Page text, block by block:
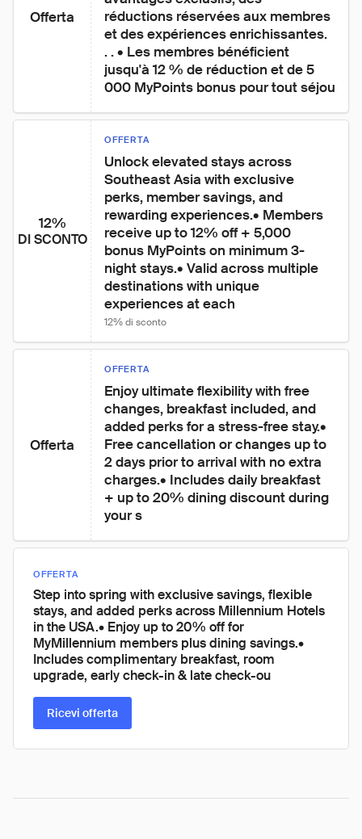
Offerta
réductions réservées aux membres
et des expériences enrichissantes.
. . • Les membres bénéficient
jusqu'à 12 % de réduction et de 5
000 MyPoints bonus pour tout séjou
12%
DI SCONTO
OFFERTA
Unlock elevated stays across
Southeast Asia with exclusive
perks, member savings, and
rewarding experiences.• Members
receive up to 12% off + 5,000
bonus MyPoints on minimum 3-
night stays.• Valid across multiple
destinations with unique
experiences at each
12% di sconto
Offerta
OFFERTA
Enjoy ultimate flexibility with free
changes, breakfast included, and
added perks for a stress-free stay.•
Free cancellation or changes up to
2 days prior to arrival with no extra
charges.• Includes daily breakfast
+ up to 20% dining discount during
your s
OFFERTA
Step into spring with exclusive savings, flexible
stays, and added perks across Millennium Hotels
in the USA.• Enjoy up to 20% off for
MyMillennium members plus dining savings.•
Includes complimentary breakfast, room
upgrade, early check-in & late check-ou
Ricevi offerta